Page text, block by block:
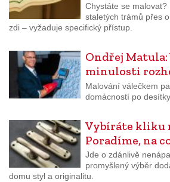
Chystáte se malovat?
staletých trámů přes
zdi – vyžaduje specifický přístup.
Ondřej Matula:
minulosti
Malování válečkem
domácností po
Vybíráte kliku
Poradíme, na
Jde o zdánlivě
promyšlený výběr
domu styl a originalitu.